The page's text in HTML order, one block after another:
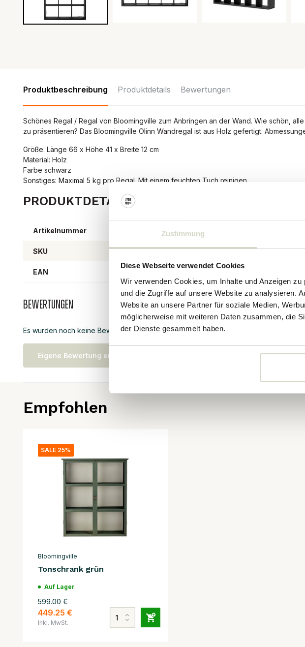
Zustimmung
Diese Webseite verwendet Cookies
Wir verwenden Cookies, um Inhalte und Anzeigen
und die Zugriffe auf unsere Website zu analysieren.
Website an unsere Partner für soziale Medien,
möglicherweise mit weiteren Daten zusammen, die
der Dienste gesammelt haben.
Produktbeschreibung Produktdetails Bewertungen
Schönes Regal / Regal von Bloomingville zum Anbringen an der Wand. Wie schön,
zu präsentieren? Das Bloomingville Olinn Wandregal ist aus Holz gefertigt.
Größe: Länge 66 x Höhe 41 x Breite 12 cm
Material: Holz
Farbe schwarz
Sonstiges: Maximal 5 kg pro Regal. Mit einem feuchten Tuch reinigen.
PRODUKTDETAILS
Artikelnummer 82059665
SKU
EAN
Bewertungen
Es wurden noch keine Bewertungen für dieses Produkt abgegeben..
Eigene Bewertung erstellen
Empfohlen
SALE 25%
Bloomingville
Tonschrank grün
Auf Lager
599.00 €
449.25 €
Inkl. MwSt.